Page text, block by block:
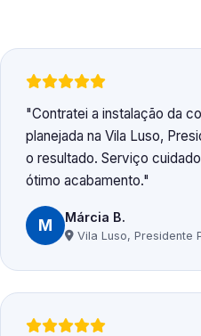
Contratei a instalação da
planejada na Vila Luso,
o resultado. Serviço
ótimo acabamento.
M Márcia B.
Vila Luso, Presidente